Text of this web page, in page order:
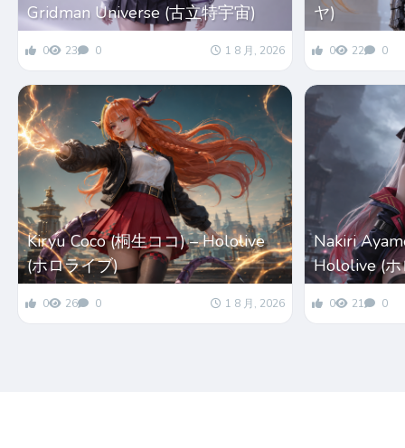
Gridman Universe (古立特宇宙)
0 23 0 1 8 月, 2026
ヤ)
0 22 0
Kiryu Coco (桐生ココ) – Hololive
(ホロライブ)
0 26 0 1 8 月, 2026
Nakiri
Hololive (ホ
0 21 0